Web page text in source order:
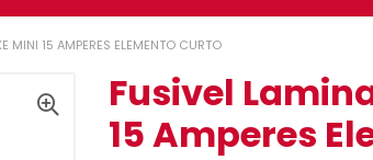
MINI 15 AMPERES ELEMENTO CURTO
Fusivel
15 Amperes